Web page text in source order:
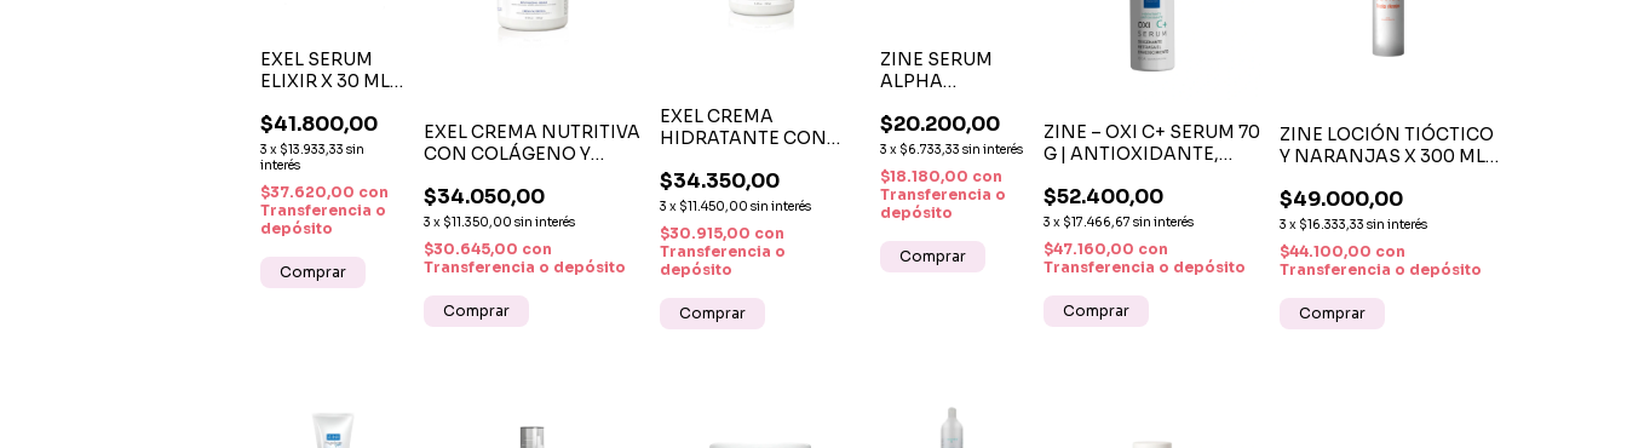
EXEL SERUM
ELIXIR X 30 ML –
ANTIOXIDANTE
LIPOSOMAL
$41.800,00
3 x $13.933,33 sin
interés
$37.620,00 con
Transferencia o
depósito
EXEL CREMA NUTRITIVA
CON COLÁGENO Y
FIRMEZA Y
RENOVACIÓN PARA
PIELES MADURAS
$34.050,00
3 x $11.350,00 sin interés
$30.645,00 con
Transferencia o depósito
EXEL CREMA
HIDRATANTE CON
VITAMINA E X 250 G
$34.350,00
3 x $11.450,00 sin interés
$30.915,00 con
Transferencia o
depósito
ZINE SERUM
ALPHA
-
ANTIARRUGAS
$20.200,00
3 x $6.733,33 sin interés
$18.180,00 con
Transferencia o
depósito
ZINE – OXI C+ SERUM 70
G | ANTIOXIDANTE,
FIRMEZA
$52.400,00
3 x $17.466,67 sin interés
$47.160,00 con
Transferencia o depósito
ZINE LOCIÓN TIÓCTICO
Y NARANJAS X 300 ML
HIDRATANTE Y
REVITALIZANTE
$49.000,00
3 x $16.333,33 sin interés
$44.100,00 con
Transferencia o depósito